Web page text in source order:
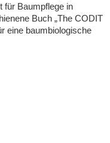
für Baumpflege in
Buch „The CODIT
eine baumbiologische